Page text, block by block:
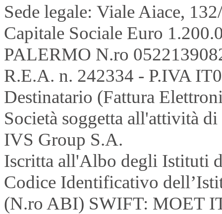
Sede legale: Viale Aiace,
Capitale Sociale Euro
PALERMO N.ro
R.E.A. n. 242334 - P.IVA
Destinatario (Fattura
Società soggetta all'attività
IVS Group S.A.
Iscritta all'Albo degli Istituti
Codice Identificativo
(N.ro ABI) SWIFT: MOET